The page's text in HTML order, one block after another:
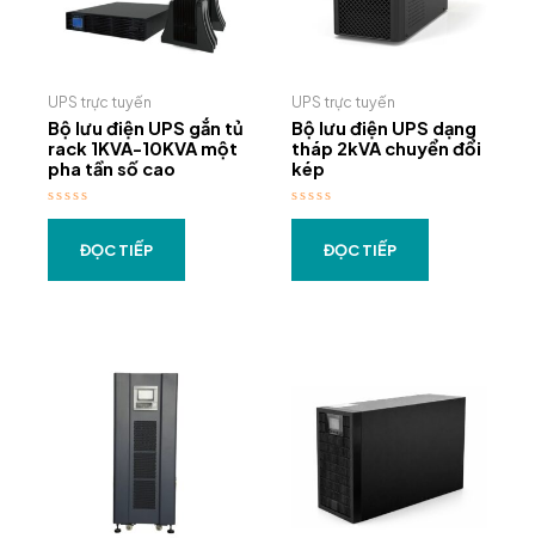
UPS trực tuyến
Bộ lưu điện UPS gắn tủ
rack 1KVA-10KVA một
pha tần số cao
Được
ĐỌC TIẾP
UPS trực tuyến
Bộ lưu điện UPS dạng
tháp 2kVA chuyển đổi
kép
Được
ĐỌC TIẾP